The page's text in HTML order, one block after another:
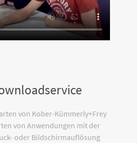
von Kober-Kümmerly+Frey
von Anwendungen mit der
oder Bildschirmauflösung